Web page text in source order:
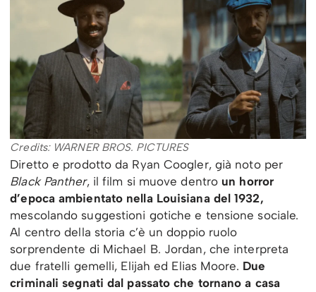
Credits: WARNER BROS. PICTURES
Diretto e prodotto da Ryan Coogler, già noto per
Black Panther, il film si muove dentro un horror
d’epoca ambientato nella Louisiana del 1932,
mescolando suggestioni gotiche e tensione sociale.
Al centro della storia c’è un doppio ruolo
sorprendente di Michael B. Jordan, che interpreta
due fratelli gemelli, Elijah ed Elias Moore. Due
criminali segnati dal passato che tornano a casa